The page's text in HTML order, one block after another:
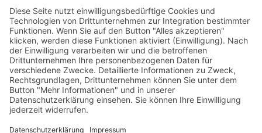
Bitte den Absenden-Button nur einmal
betätigen, die Bestätigung kann etwas Zeit
in Anspruch nehmen.